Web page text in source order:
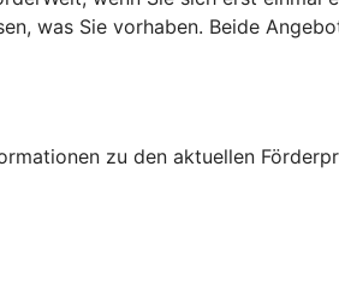
was Sie vorhaben. Beide
zu den aktuellen